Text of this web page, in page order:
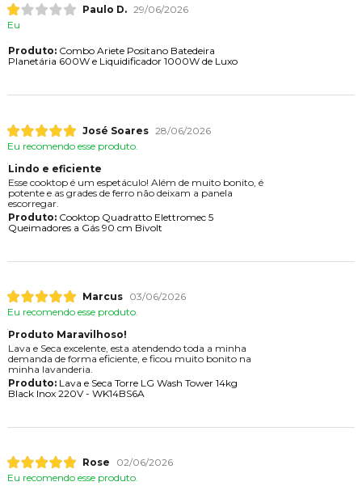
Paulo D. 29/06/2026
Eu
Produto:Combo Ariete Positano Batedeira
Planetária 600W e Liquidificador 1000W de Luxo
José Soares 28/06/2026
Eu recomendo esse produto.
Lindo e eficiente
Esse cooktop é um espetáculo! Além de muito bonito, é
potente e as grades de ferro não deixam a panela
escorregar.
Produto:Cooktop Quadratto Elettromec 5
Queimadores a Gás 90 cm Bivolt
Marcus
03/06/2026
Eu recomendo esse produto.
Produto Maravilhoso!
Lava e Seca excelente, esta atendendo toda a minha
demanda de forma eficiente, e ficou muito bonito na
minha lavanderia.
Produto:Lava e Seca Torre LG Wash Tower 14kg
Black Inox 220V - WK14BS6A
Rose
02/06/2026
Eu recomendo esse produto.